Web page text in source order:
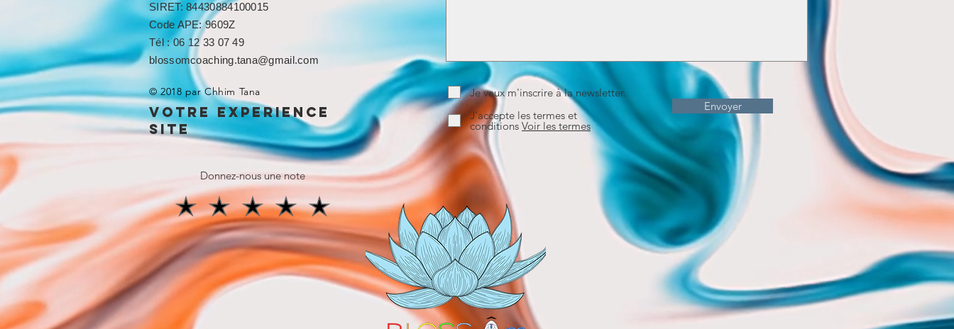
SIRET: 84430884100015
Code APE: 9609Z
Tél : 06 12 33 07 49
blossomcoaching.tana@gmail.com
© 2018 par Chhim Tana
votre experience
site
Je veux m'inscrire à la newsletter.
J’accepte les termes et
conditions Voir les termes
Envoyer
Donnez-nous une note